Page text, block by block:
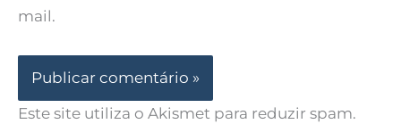
mail.
Este site utiliza o Akismet para reduzir spam.